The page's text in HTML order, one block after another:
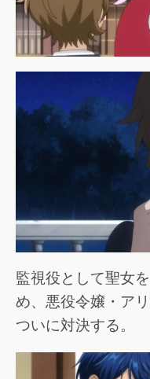
監視役として聖女
め、悪役令嬢・ア
ついに対決する。